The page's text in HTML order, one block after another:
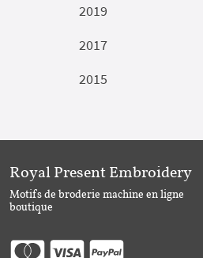
2019
2017
2015
Royal Present Embroidery
Motifs de broderie machine en ligne
boutique